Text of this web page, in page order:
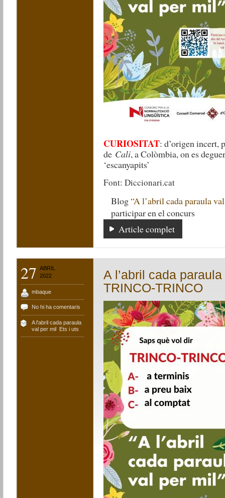
CURIOSITAT: d’origen incert,
de Cali, a Colòmbia, on es
‘escanyapits’
Font: Diccionari.cat
Blog“A l’abril cada paraula
participar en el concurs
Article complet
27 ABRIL
2022
mbaque
No hi ha comentaris
A l'abril cada paraula
val per mil, Ets i uts
A l’abril cada
TRINCO-TRINCO